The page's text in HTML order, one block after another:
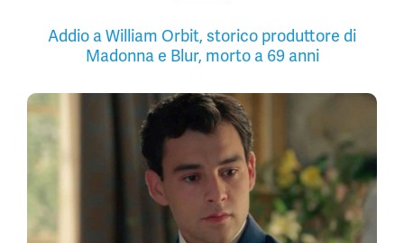
Addio a William Orbit, storico produttore di
Madonna e Blur, morto a 69 anni